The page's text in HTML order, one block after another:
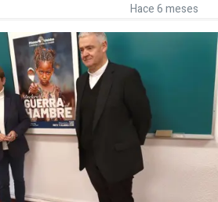
Hace 6 meses